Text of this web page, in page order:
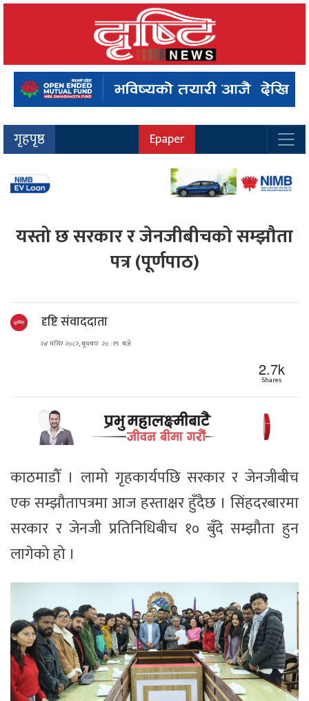
गृहपृष्ठ Epaper
यस्तो छ सरकार र जेनजीबीचको सम्झौता
पत्र (पूर्णपाठ)
दृष्टि संवाददाता
२४ मंसिर २०८२, बुधबार २० : १९ बजे
2.7k
Shares
काठमाडौँ । लामो गृहकार्यपछि सरकार र जेनजीबीच
एक सम्झौतापत्रमा आज हस्ताक्षर हुँदैछ । सिंहदरबारमा
सरकार र जेनजी प्रतिनिधिबीच १० बुँदे सम्झौता हुन
लागेको हो ।